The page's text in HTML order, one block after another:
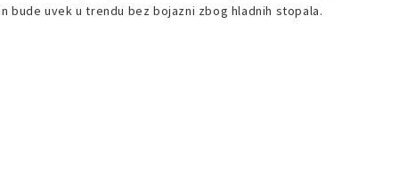
bude uvek u trendu bez bojazni zbog hladnih stopala.